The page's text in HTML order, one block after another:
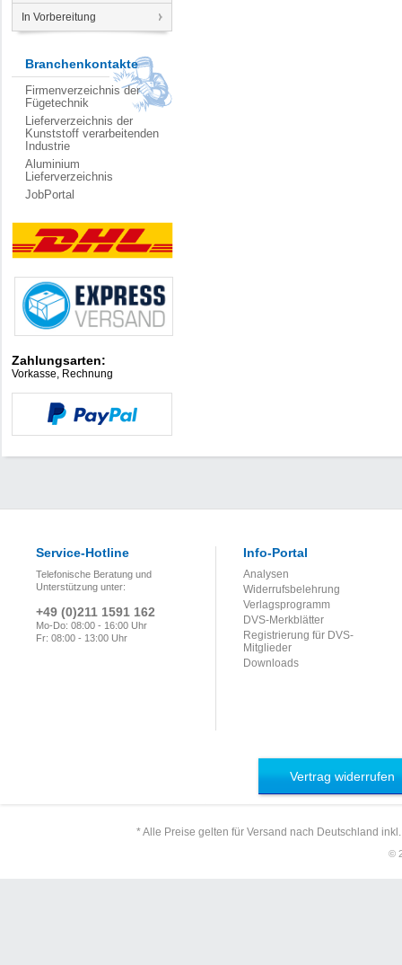
In Vorbereitung
Branchenkontakte
Firmenverzeichnis der
Fügetechnik
Lieferverzeichnis der
Kunststoff verarbeitenden
Industrie
Aluminium
Lieferverzeichnis
JobPortal
Zahlungsarten:
Vorkasse, Rechnung
Service-Hotline
Telefonische Beratung und
Unterstützung unter:
+49 (0)211 1591 162
Mo-Do: 08:00 - 16:00 Uhr
Fr: 08:00 - 13:00 Uhr
Info-Portal
Analysen
Widerrufsbelehrung
Verlagsprogramm
DVS-Merkblätter
Registrierung für DVS-
Mitglieder
Downloads
Vertrag widerrufen
* Alle Preise gelten für Versand nach Deutschland
©